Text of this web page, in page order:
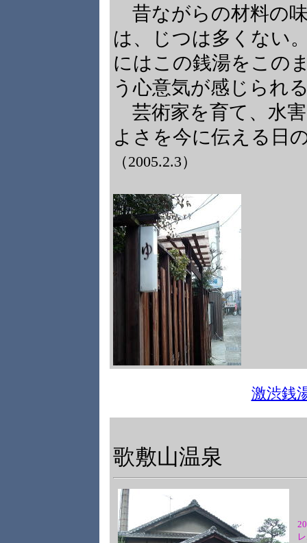
昔ながらの材料の
は、じつは多くない
にはこの銭湯をこの
う心意気が感じられ
芸術家を育て、水
よさを今に伝える
（2005.2.3）
激渋銭
歌敷山温泉